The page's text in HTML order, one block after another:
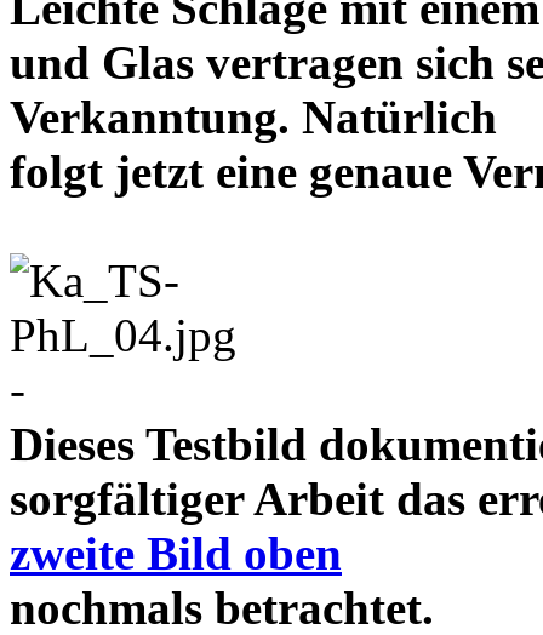
und Glas vertragen sich
Verkanntung. Natürlich
folgt jetzt eine genaue
-
Dieses Testbild
sorgfältiger Arbeit das
zweite Bild oben
nochmals